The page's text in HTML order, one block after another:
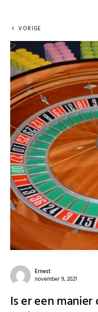
VORIGE
Ernest
november 9, 2021
Is er een